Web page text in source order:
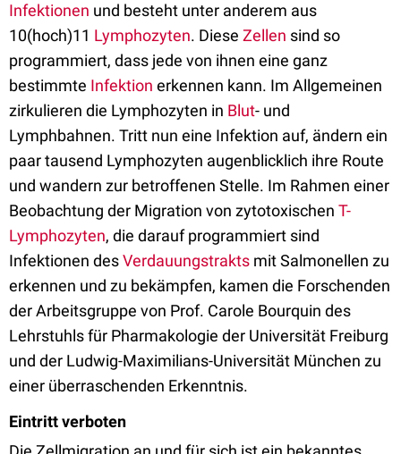
Infektionen und besteht unter anderem aus
10(hoch)11 Lymphozyten. Diese Zellen sind so
programmiert, dass jede von ihnen eine ganz
bestimmte Infektion erkennen kann. Im Allgemeinen
zirkulieren die Lymphozyten in Blut- und
Lymphbahnen. Tritt nun eine Infektion auf, ändern ein
paar tausend Lymphozyten augenblicklich ihre Route
und wandern zur betroffenen Stelle. Im Rahmen einer
Beobachtung der Migration von zytotoxischen T-
Lymphozyten, die darauf programmiert sind
Infektionen desVerdauungstrakts mit Salmonellen zu
erkennen und zu bekämpfen, kamen die Forschenden
der Arbeitsgruppe von Prof. Carole Bourquin des
Lehrstuhls für Pharmakologie der Universität Freiburg
und der Ludwig-Maximilians-Universität München zu
einer überraschenden Erkenntnis.
Eintritt verboten